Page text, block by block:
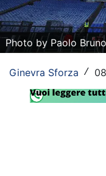
Champions
Europa League
Altri Sport
Formula 1
Photo by Paolo
Ginevra Sforza /